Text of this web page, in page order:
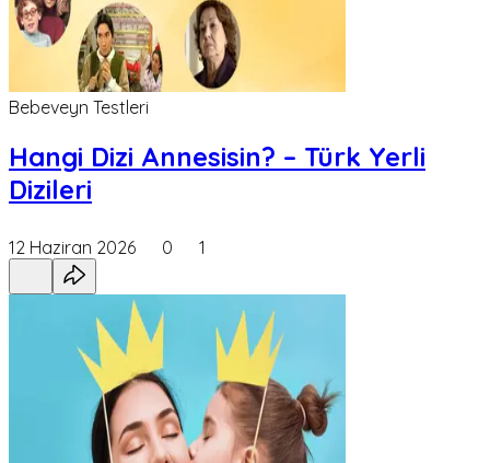
Bebeveyn Testleri
Hangi Dizi Annesisin? – Türk Yerli
Dizileri
12 Haziran 2026 0 1